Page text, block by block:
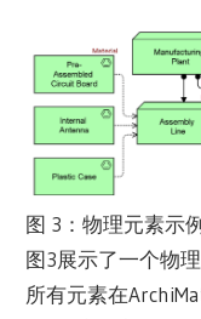
图 3：物理元素示
图3展示了一个物
所有元素在